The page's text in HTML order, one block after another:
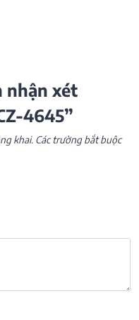
nhận xét
4645”
khai. Các trường bắt buộc